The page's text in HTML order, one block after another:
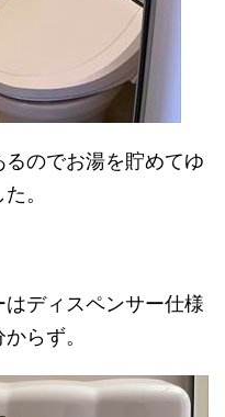
のでお湯を貯めてゆ
。
ディスペンサー仕様
らず。